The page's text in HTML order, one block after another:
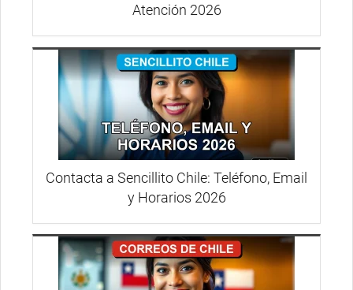
Atención 2026
Contacta a Sencillito Chile: Teléfono, Email
y Horarios 2026